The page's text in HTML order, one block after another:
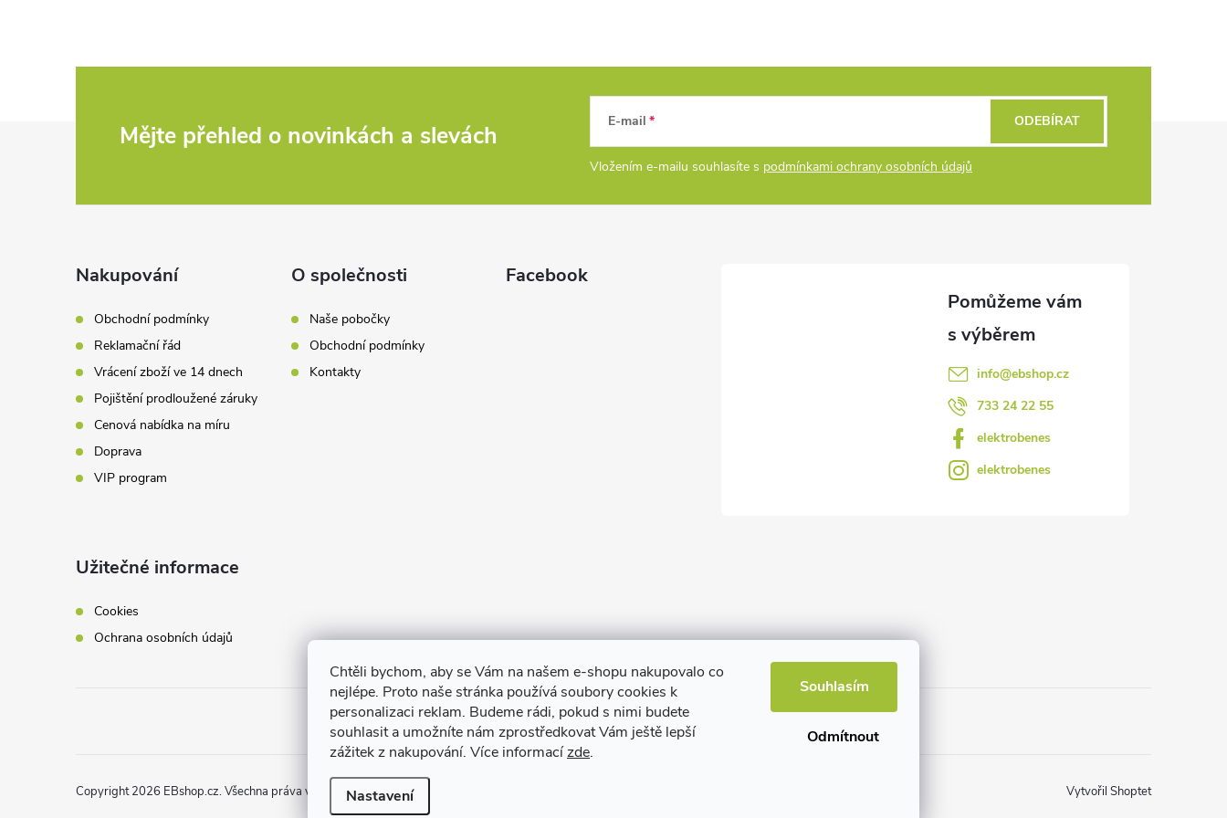
Chtěli bychom, aby se Vám na našem e-shopu nakupovalo co
nejlépe. Proto naše stránka používá soubory cookies k
personalizaci reklam. Budeme rádi, pokud s nimi budete
souhlasit a umožníte nám zprostředkovat Vám ještě lepší
zážitek z nakupování. Více informacízde.
Nastavení
Souhlasím
Odmítnout
Mějte přehled o novinkách a slevách E-mail
Vložením e-mailu souhlasíte s podmínkami ochrany osobních údajů
ODEBÍRAT
Nakupování
Obchodní podmínky
Reklamační řád
Vrácení zboží ve 14 dnech
Pojištění prodloužené záruky
Cenová nabídka na míru
Doprava
VIP program
O společnosti
Naše pobočky
Obchodní podmínky
Kontakty
Facebook
info@ebshop.cz
733 24 22 55
elektrobenes
elektrobenes
Užitečné informace
Cookies
Ochrana osobních údajů
Vytvořil Shoptet
Copyright 2026 EBshop.cz. Všechna práva vyhrazena.